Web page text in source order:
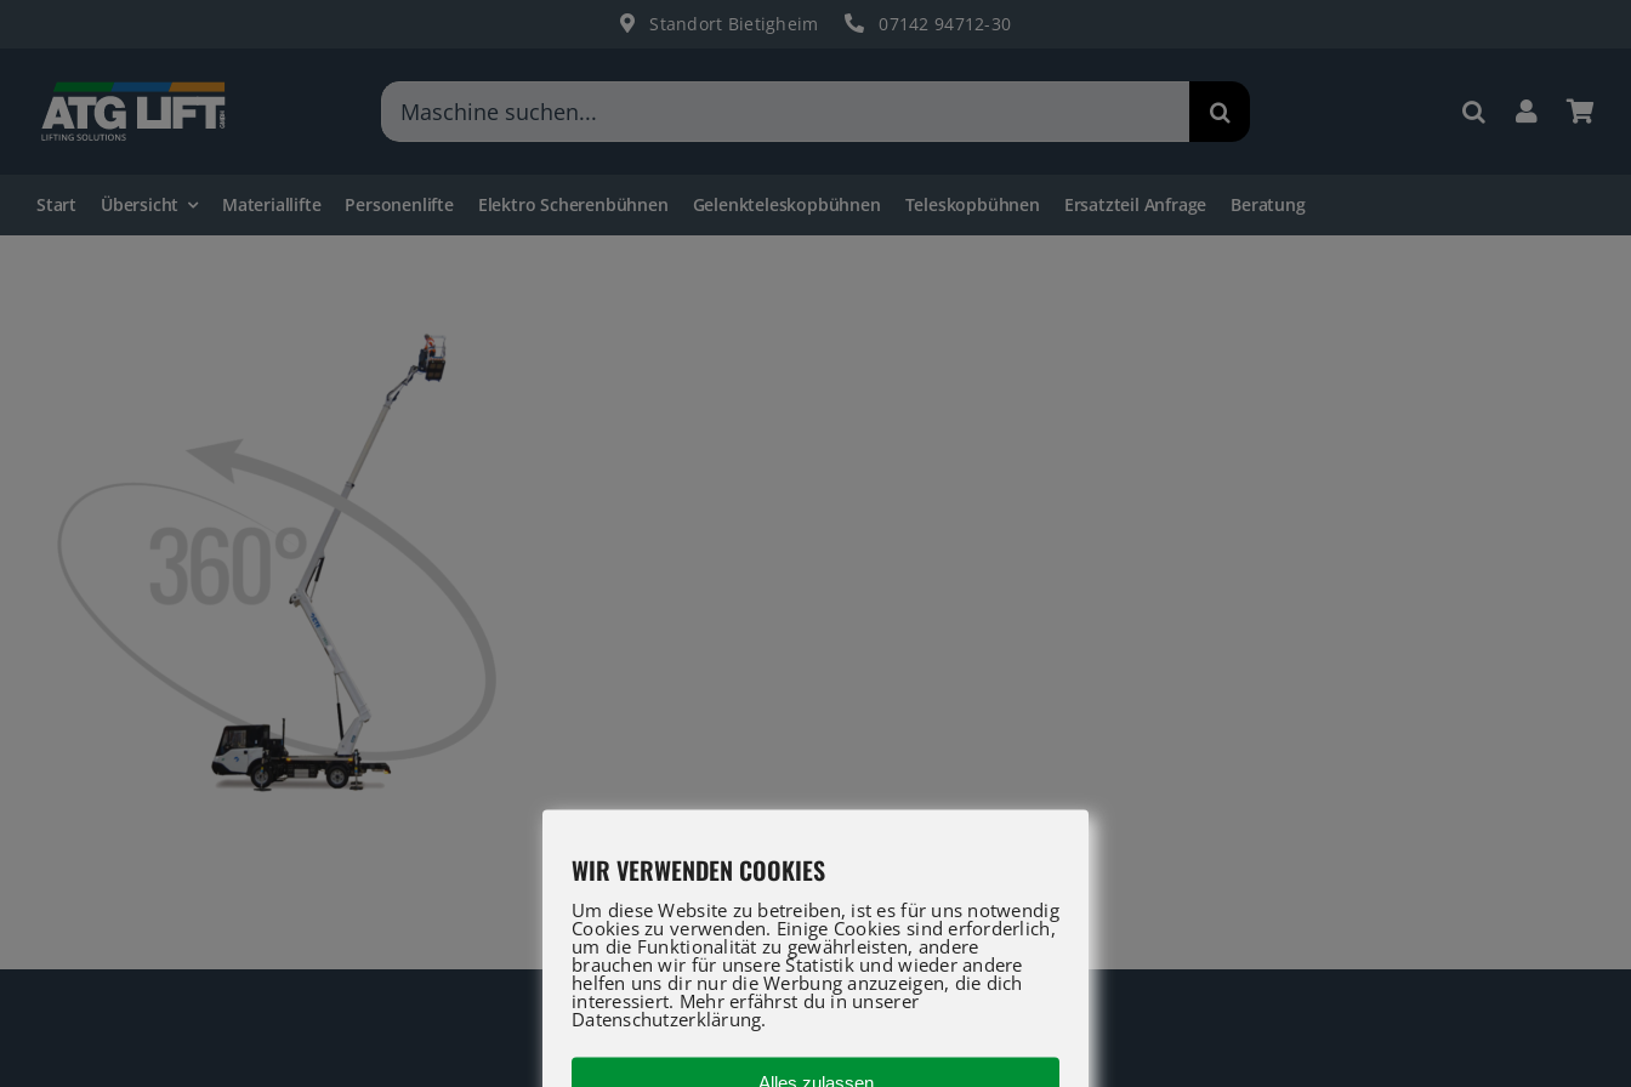
springen
Standort Bietigheim 07142 94712-30
Suche
nach:
Start Übersicht Materiallifte Personenlifte Elektro Scherenbühnen Gelenkteleskopbühnen Teleskopbühnen Ersatzteil Anfrage Beratung
WIR VERWENDEN COOKIES
Um diese Website zu betreiben, ist es für uns notwendig
Cookies zu verwenden. Einige Cookies sind erforderlich,
um die Funktionalität zu gewährleisten, andere
brauchen wir für unsere Statistik und wieder andere
helfen uns dir nur die Werbung anzuzeigen, die dich
interessiert. Mehr erfährst du in unserer
Datenschutzerklärung.
Alles zulassen